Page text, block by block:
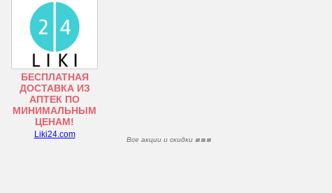
БЕСПЛАТНАЯ
ДОСТАВКА ИЗ
АПТЕК ПО
МИНИМАЛЬНЫМ
ЦЕНАМ!
Liki24.com
Все акции и скидки